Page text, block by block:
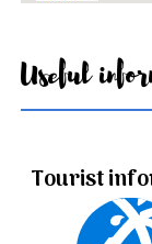
Useful
Tourist